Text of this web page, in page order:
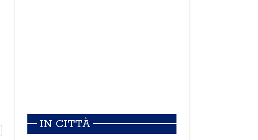
IN CITTÀ